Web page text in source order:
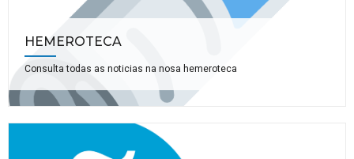
HEMEROTECA
Consulta todas as noticias na nosa hemeroteca